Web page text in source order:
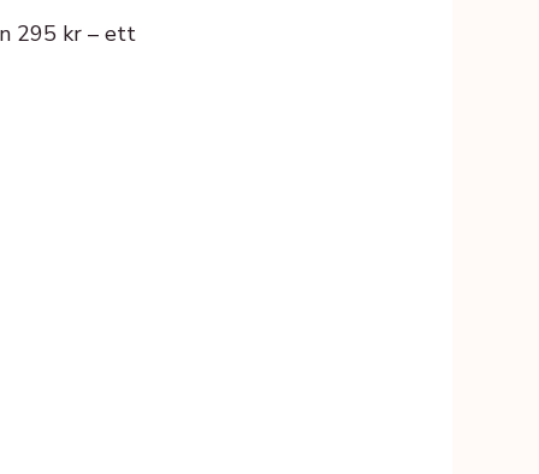
295 kr – ett